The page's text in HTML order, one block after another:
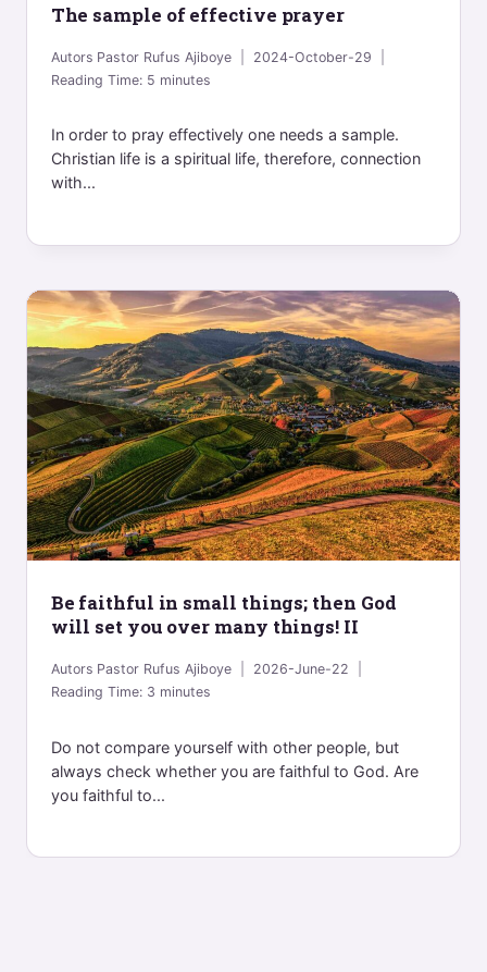
The sample of effective prayer
Autors Pastor Rufus Ajiboye
2024-October-29
Reading Time:5 minutes
In order to pray effectively one needs a sample.
Christian life is a spiritual life, therefore, connection
with...
Be faithful in small things; then God
will set you over many things! II
Autors Pastor Rufus Ajiboye
2026-June-22
Reading Time:3 minutes
Do not compare yourself with other people, but
always check whether you are faithful to God. Are
you faithful to...